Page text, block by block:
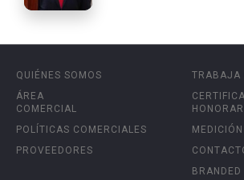
QUIÉNES SOMOS
ÁREA
COMERCIAL
POLÍTICAS COMERCIALES
PROVEEDORES
TRABAJA